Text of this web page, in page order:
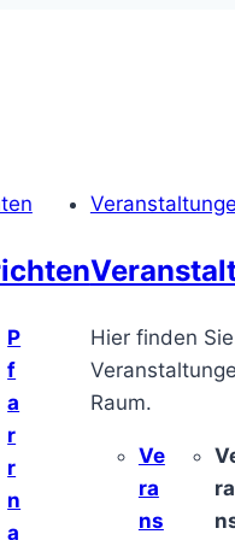
P
f
a
r
r
n
a
Hier finden
Raum.
Ve
ra
ns
ra